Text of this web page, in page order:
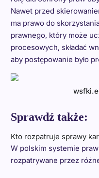
Nawet przed
ma prawo do
prawnego, który może
procesowych, składać
aby postępowanie było
Sprawdź także:
Kto rozpatruje sprawy
W polskim systemie
rozpatrywane przez